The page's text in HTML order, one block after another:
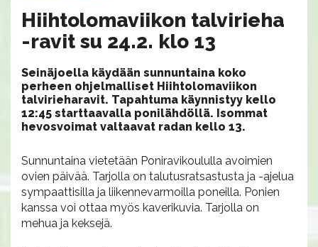
Hiihtolomaviikon talvirieha
-ravit su 24.2. klo 13
Seinäjoella käydään sunnuntaina koko
perheen ohjelmalliset Hiihtolomaviikon
talvirieharavit. Tapahtuma käynnistyy kello
12:45 starttaavalla ponilähdöllä. Isommat
hevosvoimat valtaavat radan kello 13.
Sunnuntaina vietetään Poniravikoululla avoimien
ovien päivää. Tarjolla on talutusratsastusta ja -ajelua
sympaattisilla ja liikennevarmoilla poneilla. Ponien
kanssa voi ottaa myös kaverikuvia. Tarjolla on
mehua ja keksejä.